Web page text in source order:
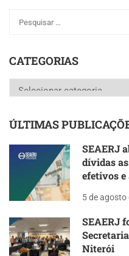
CATEGORIAS
Categorias
ÚLTIMAS
SEAERJ
dívidas
efetivos
5 de agosto
SEAERJ
Niterói